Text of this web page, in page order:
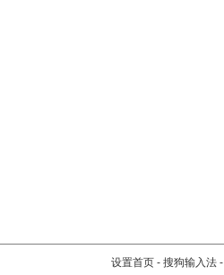
设置首页 - 搜狗输入法 -